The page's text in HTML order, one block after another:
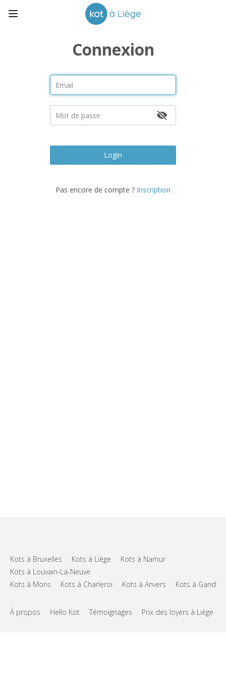
Connexion
Login
Pas encore de compte ? Inscription
Kots à Bruxelles Kots à Liège
Kots à Namur
Kots à Louvain-La-Neuve
Kots à Mons
Kots à Charleroi Kots à Anvers Kots à Gand
À propos Hello Kot Témoignages Prix des loyers à Liège